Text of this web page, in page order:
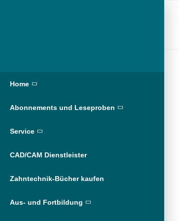
Home
Abonnements und Leseproben
Service
CAD/CAM Dienstleister
Zahntechnik-Bücher kaufen
Aus- und Fortbildung